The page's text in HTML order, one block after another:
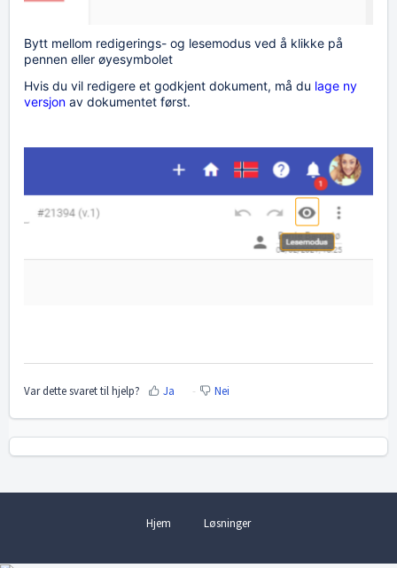
Bytt mellom redigerings- og lesemodus ved å klikke på
pennen eller øyesymbolet
Hvis du vil redigere et godkjent dokument, må du lage ny
versjon av dokumentet først.
Var dette svaret til hjelp? Ja Nei
Hjem Løsninger